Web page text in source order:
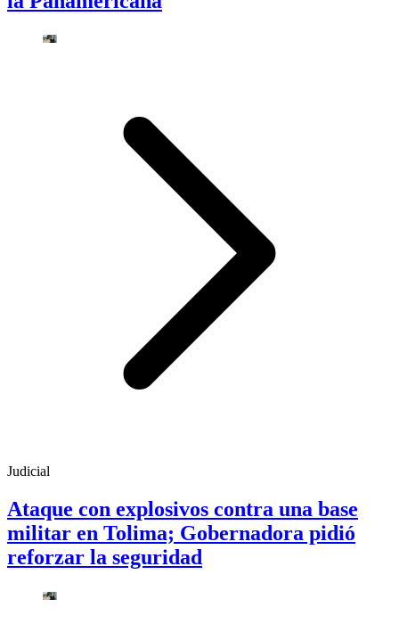
Judicial
Ataque con explosivos contra una base
militar en Tolima; Gobernadora pidió
reforzar la seguridad